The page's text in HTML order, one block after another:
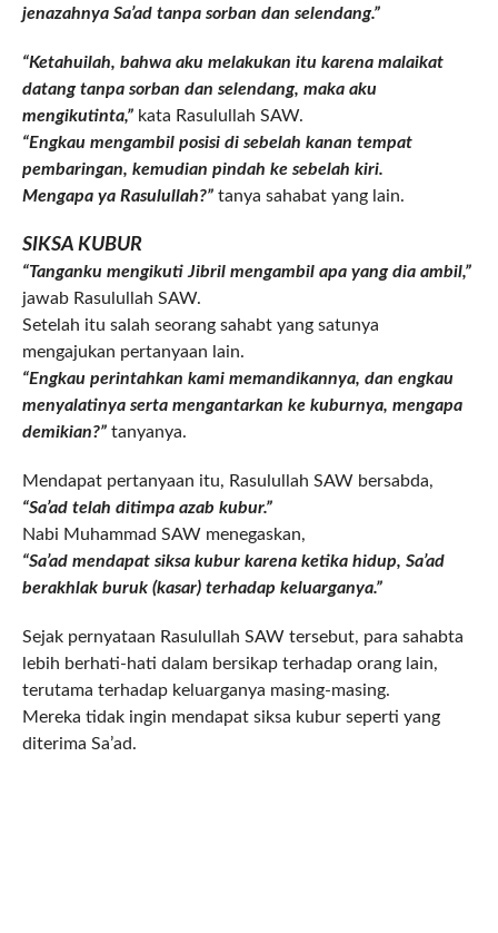
jenazahnya Sa’ad tanpa sorban dan selendang.”
“Ketahuilah, bahwa aku melakukan itu karena malaikat
datang tanpa sorban dan selendang, maka aku
mengikutinta,” kata Rasulullah SAW.
“Engkau mengambil posisi di sebelah kanan tempat
pembaringan, kemudian pindah ke sebelah kiri.
Mengapa ya Rasulullah?”tanya sahabat yang lain.
SIKSA KUBUR
“Tanganku mengikuti Jibril mengambil apa yang dia ambil,”
jawab Rasulullah SAW.
Setelah itu salah seorang sahabt yang satunya
mengajukan pertanyaan lain.
“Engkau perintahkan kami memandikannya, dan engkau
menyalatinya serta mengantarkan ke kuburnya, mengapa
demikian?”tanyanya.
Mendapat pertanyaan itu, Rasulullah SAW bersabda,
“Sa’ad telah ditimpa azab kubur.”
Nabi Muhammad SAW menegaskan,
“Sa’ad mendapat siksa kubur karena ketika hidup, Sa’ad
berakhlak buruk (kasar) terhadap keluarganya.”
Sejak pernyataan Rasulullah SAW tersebut, para sahabta
lebih berhati-hati dalam bersikap terhadap orang lain,
terutama terhadap keluarganya masing-masing.
Mereka tidak ingin mendapat siksa kubur seperti yang
diterima Sa’ad.